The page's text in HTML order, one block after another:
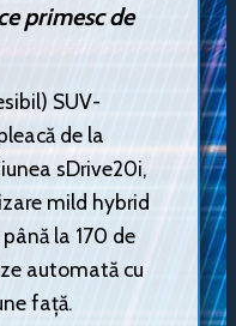
primesc de
SUV-
de la
sDrive20i,
mild hybrid
la 170 de
automată cu
față.